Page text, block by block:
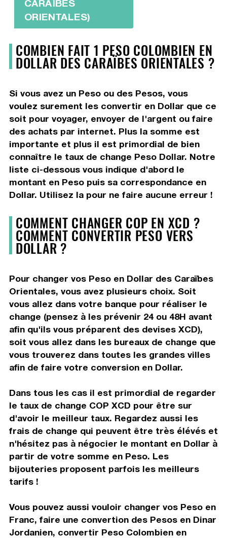
CARAÏBES
ORIENTALES)
COMBIEN FAIT 1 PESO COLOMBIEN EN
DOLLAR DES CARAÏBES ORIENTALES ?
Si vous avez un Peso ou des Pesos, vous
voulez surement les convertir en Dollar que ce
soit pour voyager, envoyer de l'argent ou faire
des achats par internet. Plus la somme est
importante et plus il est primordial de bien
connaître le taux de change Peso Dollar. Notre
liste ci-dessous vous indique d'abord le
montant en Peso puis sa correspondance en
Dollar. Utilisez la pour ne faire aucune erreur !
COMMENT CHANGER COP EN XCD ?
COMMENT CONVERTIR PESO VERS
DOLLAR ?
Pour changer vos Peso en Dollar des Caraïbes
Orientales, vous avez plusieurs choix. Soit
vous allez dans votre banque pour réaliser le
change (pensez à les prévenir 24 ou 48H avant
afin qu'ils vous préparent des devises XCD),
soit vous allez dans les bureaux de change que
vous trouverez dans toutes les grandes villes
afin de faire votre conversion en Dollar.
Dans tous les cas il est primordial de regarder
le taux de change COP XCD pour être sur
d'avoir le meilleur taux. Regardez aussi les
frais de change qui peuvent être très élévés et
n'hésitez pas à négocier le montant en Dollar à
partir de votre somme en Peso. Les
bijouteries proposent parfois les meilleurs
tarifs !
Vous pouvez aussi vouloir changer vos Peso en
Franc, faire une convertion des Pesos en Dinar
Jordanien, convertir Peso Colombien en